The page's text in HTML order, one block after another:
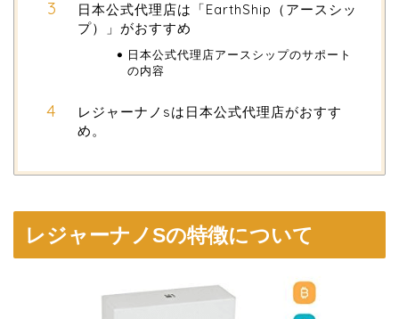
日本公式代理店は「EarthShip（アースシッ
プ）」がおすすめ
日本公式代理店アースシップのサポート
の内容
レジャーナノsは日本公式代理店がおすす
め。
レジャーナノSの特徴について